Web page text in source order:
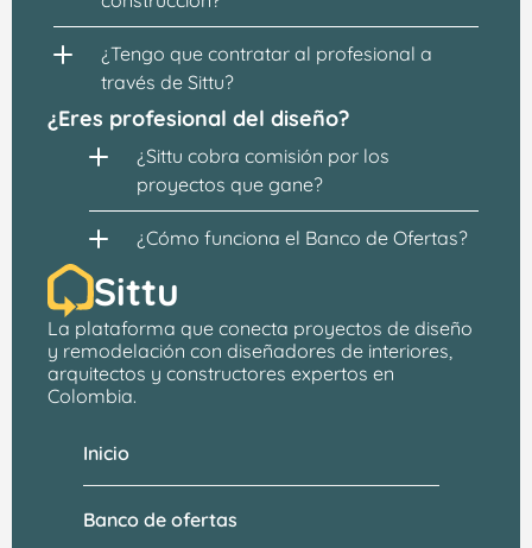
¿Tengo que contratar al profesional a
través de Sittu?
¿Eres profesional del diseño?
¿Sittu cobra comisión por los
proyectos que gane?
¿Cómo funciona el Banco de Ofertas?
Sittu
La plataforma que conecta proyectos de diseño
y remodelación con diseñadores de interiores,
arquitectos y constructores expertos en
Colombia.
Banco de ofertas
Inicio